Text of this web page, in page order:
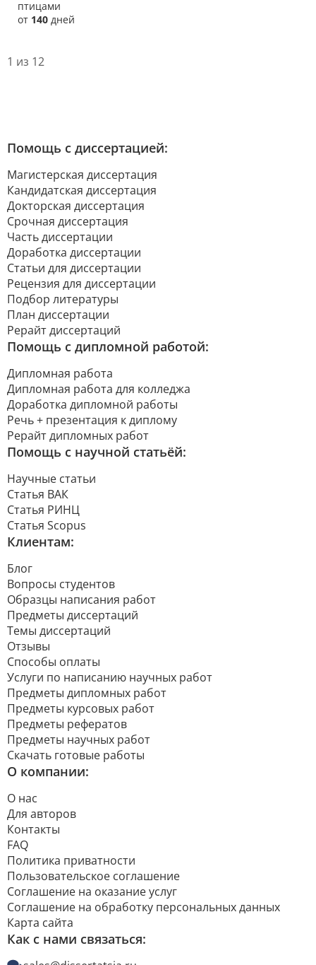
птицами
от 140 дней
1 из 12
Помощь с диссертацией:
Магистерская диссертация
Кандидатская диссертация
Докторская диссертация
Срочная диссертация
Часть диссертации
Доработка диссертации
Статьи для диссертации
Рецензия для диссертации
Подбор литературы
План диссертации
Рерайт диссертаций
Помощь с дипломной работой:
Дипломная работа
Дипломная работа для колледжа
Доработка дипломной работы
Речь + презентация к диплому
Рерайт дипломных работ
Помощь с научной статьёй:
Научные статьи
Статья ВАК
Статья РИНЦ
Статья Scopus
Клиентам:
Блог
Вопросы студентов
Образцы написания работ
Предметы диссертаций
Темы диссертаций
Отзывы
Способы оплаты
Услуги по написанию научных работ
Предметы дипломных работ
Предметы курсовых работ
Предметы рефератов
Предметы научных работ
Скачать готовые работы
О компании:
О нас
Для авторов
Контакты
FAQ
Политика приватности
Пользовательское соглашение
Соглашение на оказание услуг
Соглашение на обработку персональных данных
Карта сайта
Как с нами связаться: